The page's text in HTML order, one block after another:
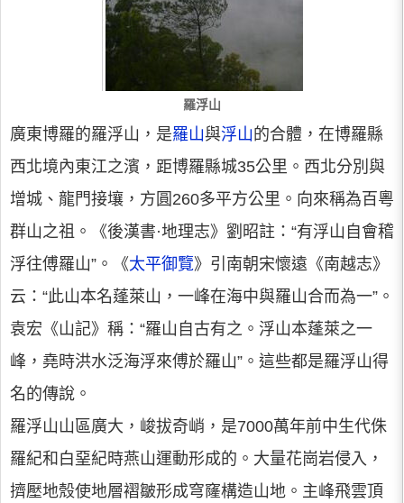
羅浮山
廣東博羅的羅浮山，是羅山與浮山 的合體，在博羅縣
西北境內東江之濱，距博羅縣城35公里。西北分別與
增城、龍門接壤，方圓260多平方公里。向來稱為百粵
群山之祖。《後漢書·地理志》劉昭註：“有浮山自會稽
浮往傅羅山”。《太平御覽》引南朝宋懷遠《南越志》
云：“此山本名蓬萊山，一峰在海中與羅山合而為一”。
袁宏《山記》稱：“羅山自古有之。浮山本蓬萊之一
峰，堯時洪水泛海浮來傅於羅山”。這些都是羅浮山得
名的傳說。
羅浮山山區廣大，峻拔奇峭，是7000萬年前中生代侏
羅紀和白堊紀時燕山運動形成的。大量花崗岩侵入，
擠壓地殼使地層褶皺形成穹窿構造山地。主峰飛雲頂